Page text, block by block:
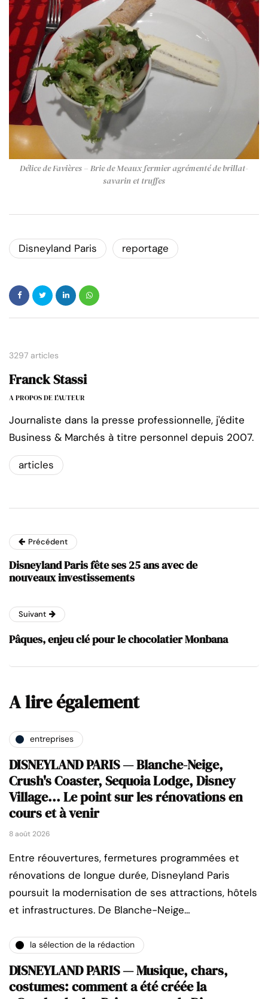
Délice de Favières – Brie de Meaux fermier agrémenté de brillat-
savarin et truffes
Disneyland Paris reportage
3297 articles
Franck Stassi
A PROPOS DE L'AUTEUR
Journaliste dans la presse professionnelle, j'édite
Business & Marchés à titre personnel depuis 2007.
articles
Précédent
Disneyland Paris fête ses 25 ans avec de
nouveaux investissements
Suivant
Pâques, enjeu clé pour le chocolatier Monbana
A lire également
entreprises
DISNEYLAND PARIS — Blanche-Neige,
Crush's Coaster, Sequoia Lodge, Disney
Village... Le point sur les rénovations en
cours et à venir
8 août 2026
Entre réouvertures, fermetures programmées et
rénovations de longue durée, Disneyland Paris
poursuit la modernisation de ses attractions, hôtels
et infrastructures. De Blanche-Neige…
la sélection de la rédaction
DISNEYLAND PARIS — Musique, chars,
costumes: comment a été créée la